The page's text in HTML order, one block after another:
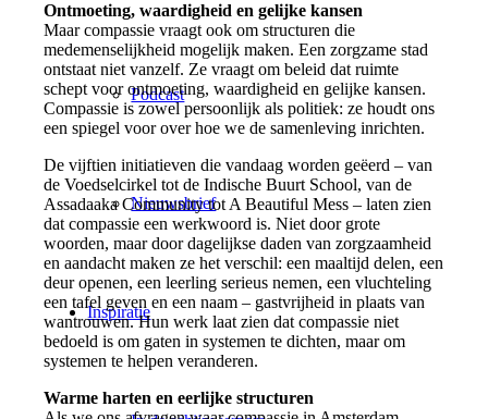
Podcast
Nieuwsbrief
Inspiratie
Ontmoeting, waardigheid en gelijke kansen
Maar compassie vraagt ook om structuren die
medemenselijkheid mogelijk maken. Een zorgzame stad
ontstaat niet vanzelf. Ze vraagt om beleid dat ruimte
schept voor ontmoeting, waardigheid en gelijke kansen.
Compassie is zowel persoonlijk als politiek: ze houdt ons
een spiegel voor over hoe we de samenleving inrichten.
De vijftien initiatieven die vandaag worden geëerd – van
de Voedselcirkel tot de Indische Buurt School, van de
Assadaaka Community tot A Beautiful Mess – laten zien
dat compassie een werkwoord is. Niet door grote
woorden, maar door dagelijkse daden van zorgzaamheid
en aandacht maken ze het verschil: een maaltijd delen, een
deur openen, een leerling serieus nemen, een vluchteling
een tafel geven en een naam – gastvrijheid in plaats van
wantrouwen. Hun werk laat zien dat compassie niet
bedoeld is om gaten in systemen te dichten, maar om
systemen te helpen veranderen.
Warme harten en eerlijke structuren